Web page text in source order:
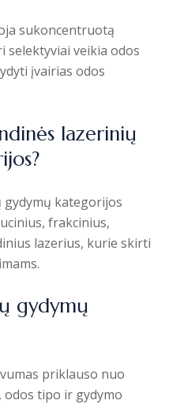
sukoncentruotą
selektyviai veikia odos
įvairias odos
lazerinių
kategorijos
frakcinius,
lazerius, kurie skirti
gydymų
priklauso nuo
tipo ir gydymo